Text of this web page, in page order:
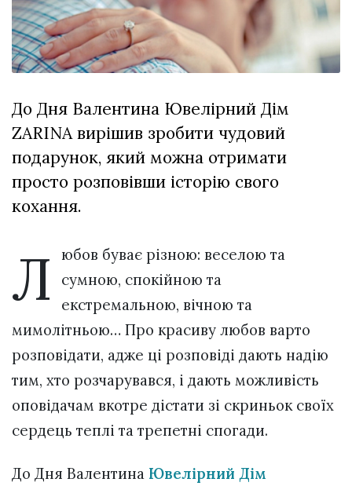
залишив у
Луцьку
три...
27 Липня 2026
717 переглядів
Всі розділи
Персона
Лайф
Афіша
ZONE 18+
Політика конфіденційності
До Дня Валентина Ювелірний Дім
ZARINA вирішив зробити чудовий
подарунок, який можна отримати
просто розповівши історію свого
кохання.
Л
юбов буває різною: веселою та
сумною, спокійною та
екстремальною, вічною та
мимолітньою… Про красиву любов варто
розповідати, адже ці розповіді дають надію
тим, хто розчарувався, і дають можливість
оповідачам вкотре дістати зі скриньок своїх
сердець теплі та трепетні спогади.
До Дня Валентина Ювелірний Дім